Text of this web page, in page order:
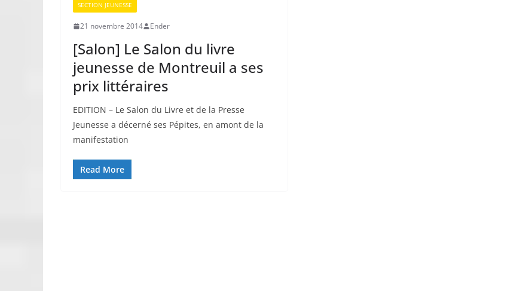
SECTION JEUNESSE
21 novembre 2014 Ender
[Salon] Le Salon du livre
jeunesse de Montreuil a ses
prix littéraires
EDITION – Le Salon du Livre et de la Presse
Jeunesse a décerné ses Pépites, en amont de la
manifestation
Read More